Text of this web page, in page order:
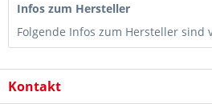
Infos zum Hersteller
Folgende Infos zum Hersteller sind
Kontakt